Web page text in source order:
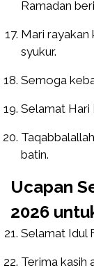
Ramadan
Mari rayakan
syukur.
Semoga
Selamat Hari
batin.
Ucapan
2026
Selamat Idul
Terima kasih